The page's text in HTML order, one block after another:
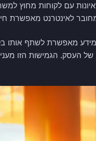
עם לקוחות מחוץ
לאינטרנט מאפשרת
מאפשרת לשתף אותו
העסק. הגמישות הזו